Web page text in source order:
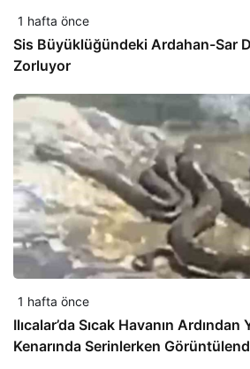
1 hafta önce
Sis Büyüklüğündeki Ardahan-Sar
Zorluyor
1 hafta önce
Ilıcalar’da Sıcak Havanın Ardından
Kenarında Serinlerken